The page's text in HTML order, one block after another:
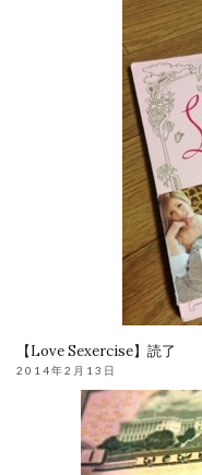
【Love Sexercise】読了
2014年2月13日